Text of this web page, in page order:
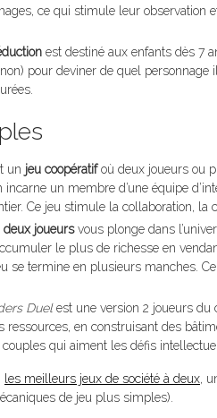
ce qui stimule leur observation
est destiné aux enfants dès 7
pour deviner de quel personnage
un jeu coopératifoù deux joueurs ou
un membre d’une équipe
Ce jeu stimule la collaboration,
deux joueursvous plonge dans
le plus de richesse en
se termine en plusieurs manches.
Duelest une version 2 joueurs du
ressources, en construisant des
qui aiment les défis
les meilleurs jeux de société à deux,
de jeu plus simples).